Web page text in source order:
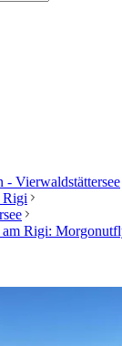
- Vierwaldstättersee
Rigi
Rigi: